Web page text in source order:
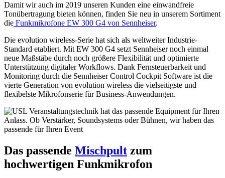
Damit wir auch im 2019 unseren Kunden eine einwandfreie
Tonübertragung bieten können, finden Sie neu in unserem Sortiment
die Funkmikrofone EW 300 G4 von Sennheiser.
Die evolution wireless-Serie hat sich als weltweiter Industrie-
Standard etabliert. Mit EW 300 G4 setzt Sennheiser noch einmal
neue Maßstäbe durch noch größere Flexibilität und optimierte
Unterstützung digitaler Workflows. Dank Fernsteuerbarkeit und
Monitoring durch die Sennheiser Control Cockpit Software ist die
vierte Generation von evolution wireless die vielseitigste und
flexibelste Mikrofonserie für Business-Anwendungen.
Das passende Mischpult zum
hochwertigen Funkmikrofon